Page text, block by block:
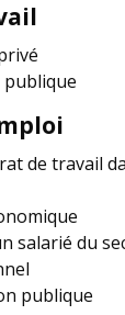
de travail
salarié du
publique